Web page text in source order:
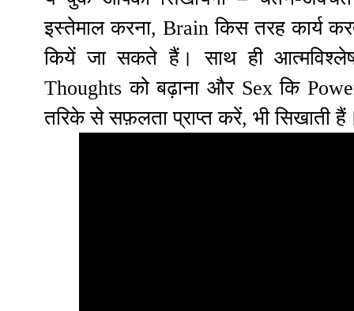
इस्तेमाल करना, Brain किस तरह कार्य
कियें जा सकते हैं। साथ ही
Thoughts को बढ़ाना और Sex कि
तरिके से सफ़लता प्राप्त करें, भी सिखाती